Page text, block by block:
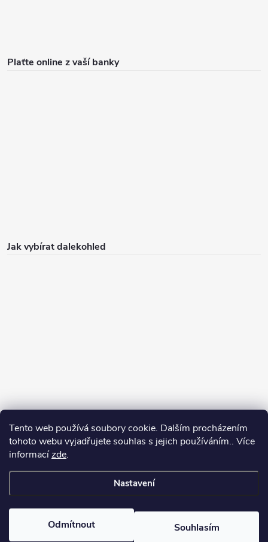
Tento web používá soubory cookie. Dalším procházením
tohoto webu vyjadřujete souhlas s jejich používáním.. Více
informacízde.
Nastavení
Odmítnout Souhlasím
Plaťte online z vaší banky
Jak vybírat dalekohled
Jak vybírat puškohled
puškohledy.cz. Všechna práva vyhrazena.